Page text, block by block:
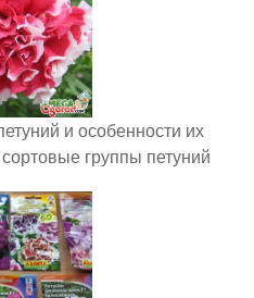
и особенности их
группы петуний